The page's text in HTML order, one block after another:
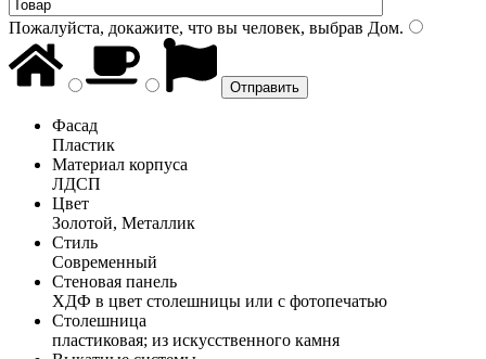
Пожалуйста, докажите, что вы человек, выбрав Дом.
Фасад
Пластик
Материал корпуса
ЛДСП
Цвет
Золотой, Металлик
Стиль
Современный
Стеновая панель
ХДФ в цвет столешницы или с фотопечатью
Столешница
пластиковая; из искусственного камня